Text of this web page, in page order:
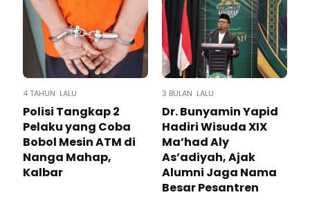
4 TAHUN LALU
Polisi Tangkap 2
Pelaku yang Coba
Bobol Mesin ATM di
Nanga Mahap,
Kalbar
3 BULAN LALU
Dr. Bunyamin Yapid
Hadiri Wisuda XIX
Ma’had Aly
As’adiyah, Ajak
Alumni Jaga Nama
Besar Pesantren